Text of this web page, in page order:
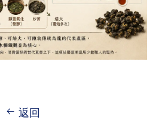
返回